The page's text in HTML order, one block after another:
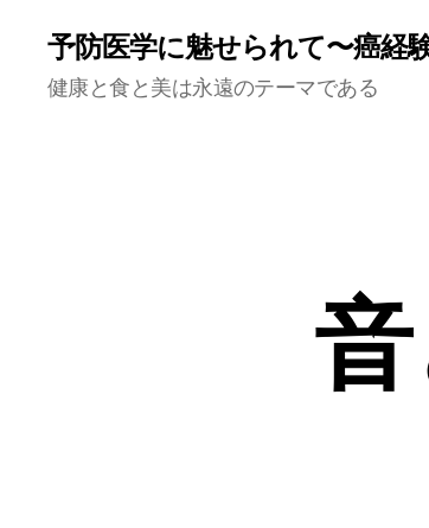
予防医学に魅せられて〜癌経
健康と食と美は永遠のテーマである